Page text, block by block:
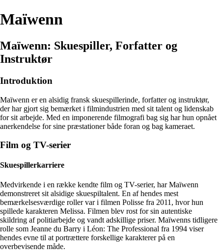
Maïwenn
Maïwenn: Skuespiller, Forfatter og
Instruktør
Introduktion
Maïwenn er en alsidig fransk skuespillerinde, forfatter og instruktør,
der har gjort sig bemærket i filmindustrien med sit talent og lidenskab
for sit arbejde. Med en imponerende filmografi bag sig har hun opnået
anerkendelse for sine præstationer både foran og bag kameraet.
Film og TV-serier
Skuespillerkarriere
Medvirkende i en række kendte film og TV-serier, har Maïwenn
demonstreret sit alsidige skuespiltalent. En af hendes mest
bemærkelsesværdige roller var i filmen Polisse fra 2011, hvor hun
spillede karakteren Melissa. Filmen blev rost for sin autentiske
skildring af politiarbejde og vandt adskillige priser. Maïwenns tidligere
rolle som Jeanne du Barry i Léon: The Professional fra 1994 viser
hendes evne til at portrættere forskellige karakterer på en
overbevisende måde.